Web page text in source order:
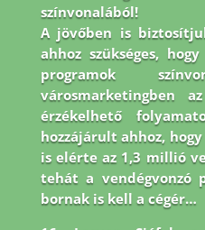
színvonalából!
A jövőben is
ahhoz szükséges,
programok
városmarketingben
érzékelhető
hozzájárult ahhoz,
is elérte az 1,3 millió
tehát a vendégvonzó
bornak is kell a cégér…